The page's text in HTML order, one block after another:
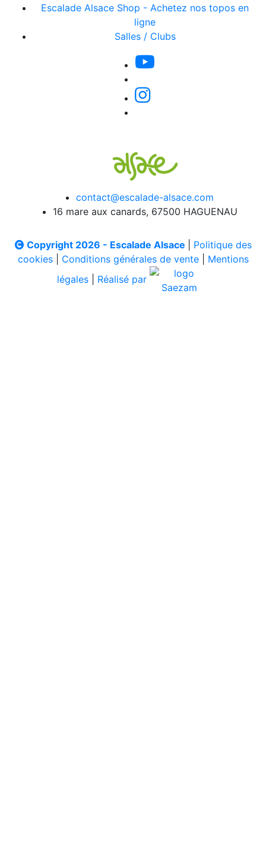
Escalade Alsace Shop - Achetez nos topos en
ligne
Salles / Clubs
contact@escalade-alsace.com
16 mare aux canards, 67500 HAGUENAU
Copyright 2026 - Escalade Alsace
Politique des
cookies| Conditions générales de vente| Mentions
légales
Réalisé par